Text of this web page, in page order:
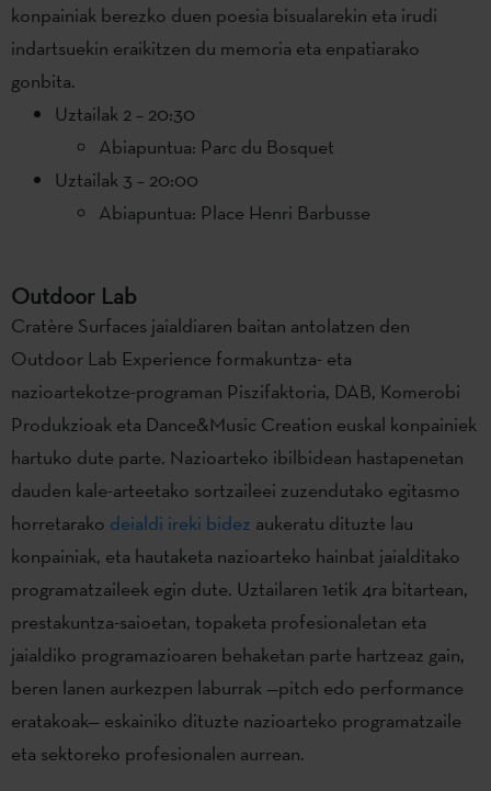
konpainiak berezko duen poesia bisualarekin eta irudi
indartsuekin eraikitzen du memoria eta enpatiarako
gonbita.
Uztailak 2 – 20:30
Abiapuntua: Parc du Bosquet
Uztailak 3 – 20:00
Abiapuntua: Place Henri Barbusse
Outdoor Lab
Cratère Surfaces jaialdiaren baitan antolatzen den
Outdoor Lab Experience formakuntza- eta
nazioartekotze-programan Piszifaktoria, DAB, Komerobi
Produkzioak eta Dance&Music Creation euskal konpainiek
hartuko dute parte. Nazioarteko ibilbidean hastapenetan
dauden kale-arteetako sortzaileei zuzendutako egitasmo
horretarako deialdi ireki bidez aukeratu dituzte lau
konpainiak, eta hautaketa nazioarteko hainbat jaialditako
programatzaileek egin dute. Uztailaren 1etik 4ra bitartean,
prestakuntza-saioetan, topaketa profesionaletan eta
jaialdiko programazioaren behaketan parte hartzeaz gain,
beren lanen aurkezpen laburrak —pitch edo performance
eratakoak— eskainiko dituzte nazioarteko programatzaile
eta sektoreko profesionalen aurrean.